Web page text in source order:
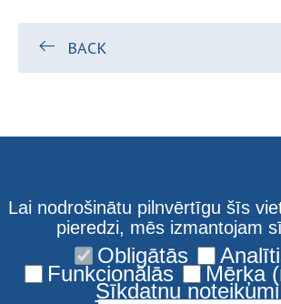
BACK
Lai nodrošinātu pilnvērtīgu šīs
pieredzi, mēs izmantojam
Obligātās
Funkcionālās Mērķa
Sīkdatņu